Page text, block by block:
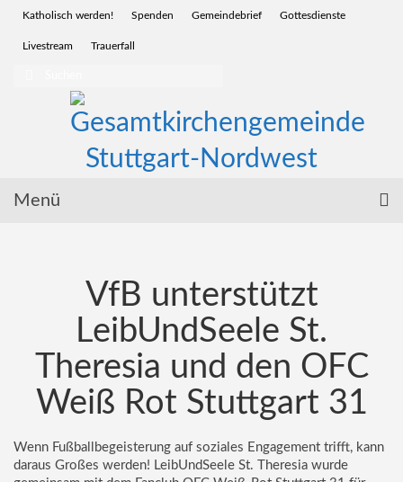
Katholisch werden! Spenden Gemeindebrief Gottesdienste
Livestream Trauerfall
Menü
Glauben | Sakramente
Wir für Sie | Service
Menschen | Leben
Vor Ort | Gemeinden
VfB unterstützt
LeibUndSeele St.
Theresia und den OFC
Weiß Rot Stuttgart 31
Wenn Fußballbegeisterung auf soziales Engagement trifft, kann
daraus Großes werden! LeibUndSeele St. Theresia wurde